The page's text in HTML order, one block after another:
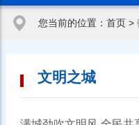
您当前的位置： 首页>
文明之城